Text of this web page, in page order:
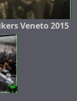
Veneto 2015